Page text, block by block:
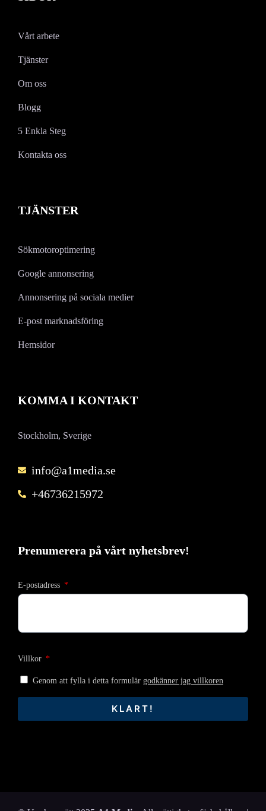
Vårt arbete
Tjänster
Om oss
Blogg
5 Enkla Steg
Kontakta oss
TJÄNSTER
Sökmotoroptimering
Google annonsering
Annonsering på sociala medier
E-post marknadsföring
Hemsidor
KOMMA I KONTAKT
Stockholm, Sverige
info@a1media.se
+46736215972
Prenumerera på vårt nyhetsbrev!
E-postadress
Villkor
Genom att fylla i detta formulär godkänner jag villkoren
KLART!